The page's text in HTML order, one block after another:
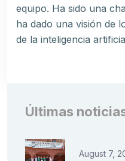
equipo. Ha sido una
ha dado una visión de
de la inteligencia
Últimas
August 7,